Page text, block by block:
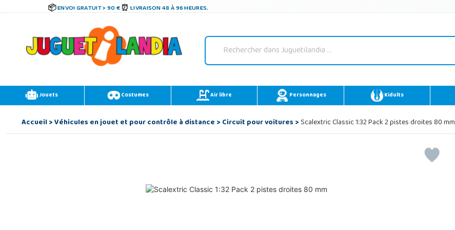
ENVOI GRATUIT > 90 € LIVRAISON 48 À 96 HEURES.
Jouets Costumes Air libre Personnages Kidults
Accueil>Véhicules en jouet et pour contrôle à distance>Circuit pour voitures>Scalextric Classic 1:32 Pack 2 pistes droites 80 mm